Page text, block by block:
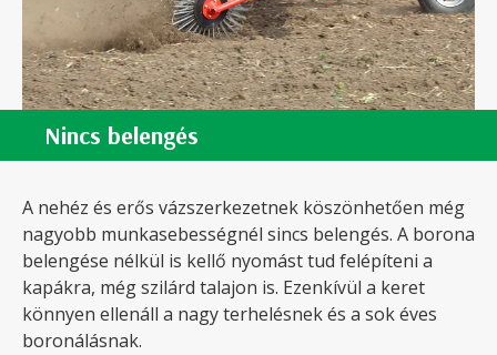
Nincs belengés
A nehéz és erős vázszerkezetnek köszönhetően még
nagyobb munkasebességnél sincs belengés. A borona
belengése nélkül is kellő nyomást tud felépíteni a
kapákra, még szilárd talajon is. Ezenkívül a keret
könnyen ellenáll a nagy terhelésnek és a sok éves
boronálásnak.